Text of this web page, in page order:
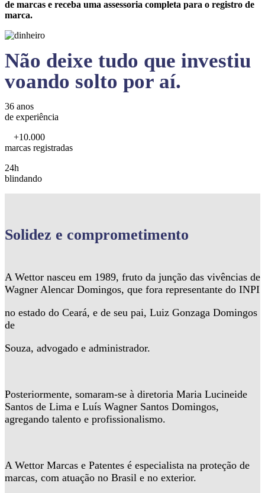
de marcas e receba uma assessoria completa para o registro de
marca.
Não deixe tudo que investiu
voando solto por aí.
36 anos
de experiência
+10.000
marcas registradas
24h
blindando
Solidez e comprometimento
A Wettor nasceu em 1989, fruto da junção das vivências de
Wagner Alencar Domingos, que fora representante do INPI
no estado do Ceará, e de seu pai, Luiz Gonzaga Domingos
de
Souza, advogado e administrador.
Posteriormente, somaram-se à diretoria Maria Lucineide
Santos de Lima e Luís Wagner Santos Domingos,
agregando talento e profissionalismo.
A Wettor Marcas e Patentes é especialista na proteção de
marcas, com atuação no Brasil e no exterior.